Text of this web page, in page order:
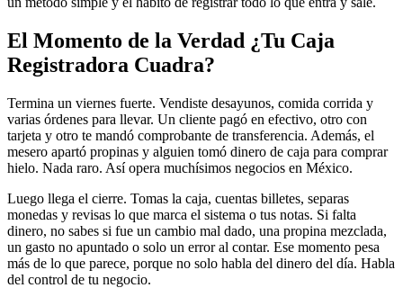
El Momento de la Verdad ¿Tu Caja
Registradora Cuadra?
Termina un viernes fuerte. Vendiste desayunos, comida corrida y
varias órdenes para llevar. Un cliente pagó en efectivo, otro con
tarjeta y otro te mandó comprobante de transferencia. Además, el
mesero apartó propinas y alguien tomó dinero de caja para comprar
hielo. Nada raro. Así opera muchísimos negocios en México.
Luego llega el cierre. Tomas la caja, cuentas billetes, separas
monedas y revisas lo que marca el sistema o tus notas. Si falta
dinero, no sabes si fue un cambio mal dado, una propina mezclada,
un gasto no apuntado o solo un error al contar. Ese momento pesa
más de lo que parece, porque no solo habla del dinero del día. Habla
del control de tu negocio.